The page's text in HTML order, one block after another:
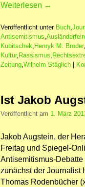
Weiterlesen →
Veröffentlicht unter Buch
Antisemitismus
Kubitschek Henryk M. Broder,
Kultur, Rassismus
Zeitung Wilhelm Stäglich |
Ist Jakob
Veröffentlicht am 1. März
Jakob Augstein, der
Freitag und Spiegel-
Antisemitismus-
zunächst der Journalist
Thomas Rodenbücher